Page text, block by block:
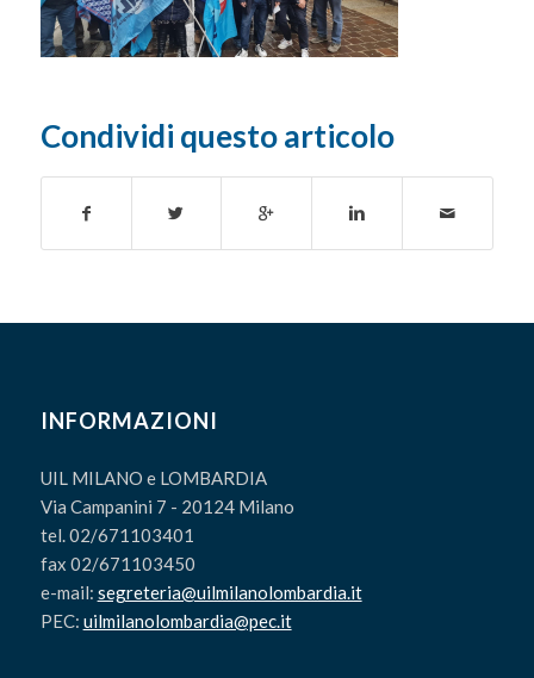
Condividi questo articolo
INFORMAZIONI
UIL MILANO e LOMBARDIA
Via Campanini 7 - 20124 Milano
tel. 02/671103401
fax 02/671103450
e-mail: segreteria@uilmilanolombardia.it
PEC: uilmilanolombardia@pec.it